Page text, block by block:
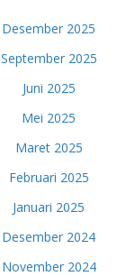
Desember 2025
September 2025
Juni 2025
Mei 2025
Maret 2025
Februari 2025
Januari 2025
Desember 2024
November 2024